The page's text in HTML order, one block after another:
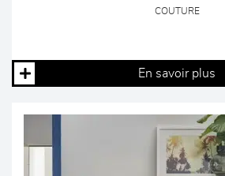
COUTURE
En savoir plus